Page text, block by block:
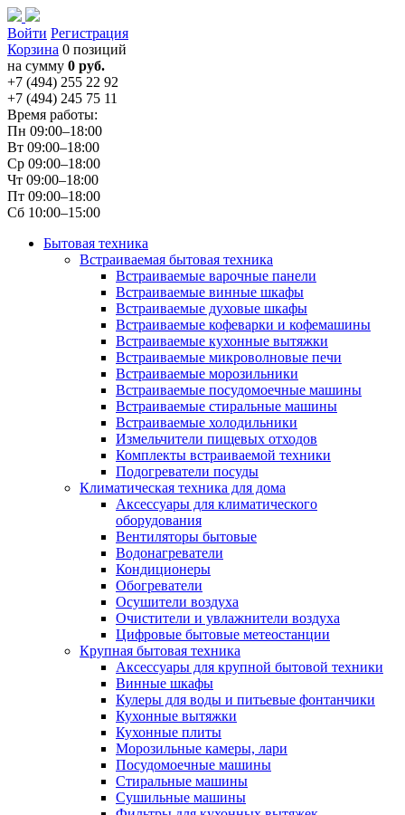
Войти Регистрация
Корзина 0 позиций
на сумму 0 руб.
+7 (494) 255 22 92
+7 (494) 245 75 11
Время работы:
Пн 09:00–18:00
Вт 09:00–18:00
Ср 09:00–18:00
Чт 09:00–18:00
Пт 09:00–18:00
Сб 10:00–15:00
Бытовая техника
Встраиваемая бытовая техника
Встраиваемые варочные панели
Встраиваемые винные шкафы
Встраиваемые духовые шкафы
Встраиваемые кофеварки и кофемашины
Встраиваемые кухонные вытяжки
Встраиваемые микроволновые печи
Встраиваемые морозильники
Встраиваемые посудомоечные машины
Встраиваемые стиральные машины
Встраиваемые холодильники
Измельчители пищевых отходов
Комплекты встраиваемой техники
Подогреватели посуды
Климатическая техника для дома
Аксессуары для климатического
оборудования
Вентиляторы бытовые
Водонагреватели
Кондиционеры
Обогреватели
Осушители воздуха
Очистители и увлажнители воздуха
Цифровые бытовые метеостанции
Крупная бытовая техника
Аксессуары для крупной бытовой техники
Винные шкафы
Кулеры для воды и питьевые фонтанчики
Кухонные вытяжки
Кухонные плиты
Морозильные камеры, лари
Посудомоечные машины
Стиральные машины
Сушильные машины